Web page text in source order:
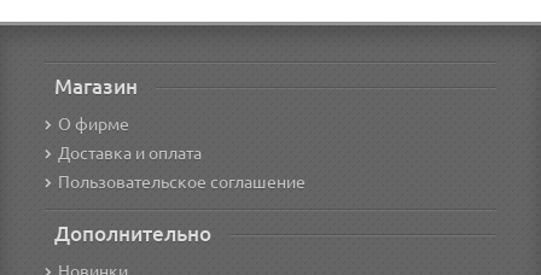
Магазин
О фирме
Доставка и оплата
Пользовательское соглашение
Дополнительно